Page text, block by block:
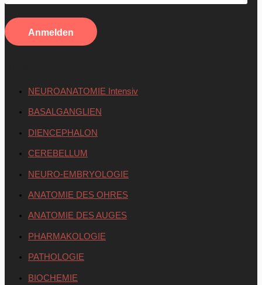
NEUROANATOMIE Intensiv
BASALGANGLIEN
DIENCEPHALON
CEREBELLUM
NEURO-EMBRYOLOGIE
ANATOMIE DES OHRES
ANATOMIE DES AUGES
PHARMAKOLOGIE
PATHOLOGIE
BIOCHEMIE